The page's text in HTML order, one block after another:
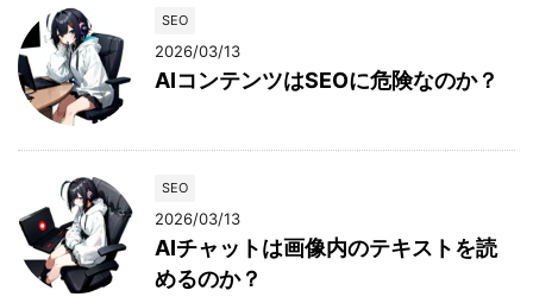
SEO
2026/03/13
AIコンテンツはSEOに危険なのか？
SEO
2026/03/13
AIチャットは画像内のテキストを読
めるのか？